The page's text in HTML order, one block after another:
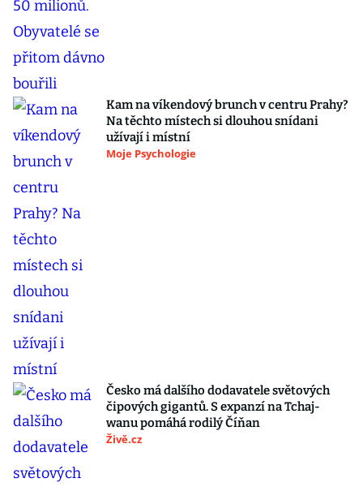
Kam na víkendový brunch v centru Prahy?
Na těchto místech si dlouhou snídani
užívají i místní
Moje Psychologie
Česko má dalšího dodavatele světových
čipových gigantů. S expanzí na Tchaj-
wanu pomáhá rodilý Číňan
Živě.cz